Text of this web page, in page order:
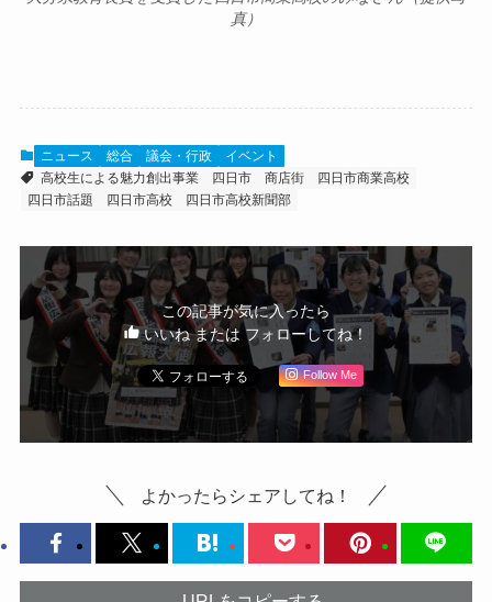
真）
ニュース 総合 議会・行政
イベント
高校生による魅力創出事業
四日市 商店街
四日市商業高校
四日市話題
四日市高校 四日市高校新聞部
この記事が気に入ったら
いいね または フォローしてね！
Follow Me
よかったらシェアしてね！